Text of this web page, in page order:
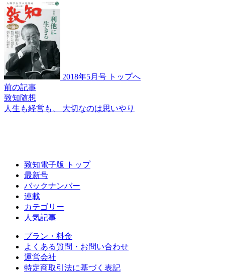
2018年5月号 トップへ
前の記事
致知随想
人生も経営も、 大切なのは思いやり
致知電子版 トップ
最新号
バックナンバー
連載
カテゴリー
人気記事
プラン・料金
よくある質問・お問い合わせ
運営会社
特定商取引法に基づく表記